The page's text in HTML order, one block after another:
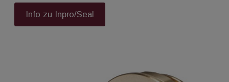
Info zu Inpro/Seal